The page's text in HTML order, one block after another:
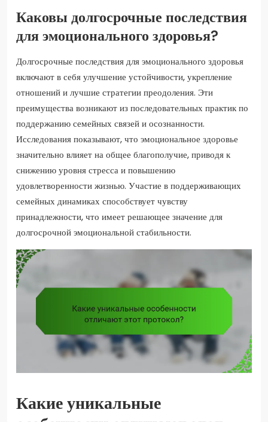
Каковы долгосрочные последствия
для эмоционального здоровья?
Долгосрочные последствия для эмоционального здоровья
включают в себя улучшение устойчивости, укрепление
отношений и лучшие стратегии преодоления. Эти
преимущества возникают из последовательных практик по
поддержанию семейных связей и осознанности.
Исследования показывают, что эмоциональное здоровье
значительно влияет на общее благополучие, приводя к
снижению уровня стресса и повышению
удовлетворенности жизнью. Участие в поддерживающих
семейных динамиках способствует чувству
принадлежности, что имеет решающее значение для
долгосрочной эмоциональной стабильности.
Какие уникальные